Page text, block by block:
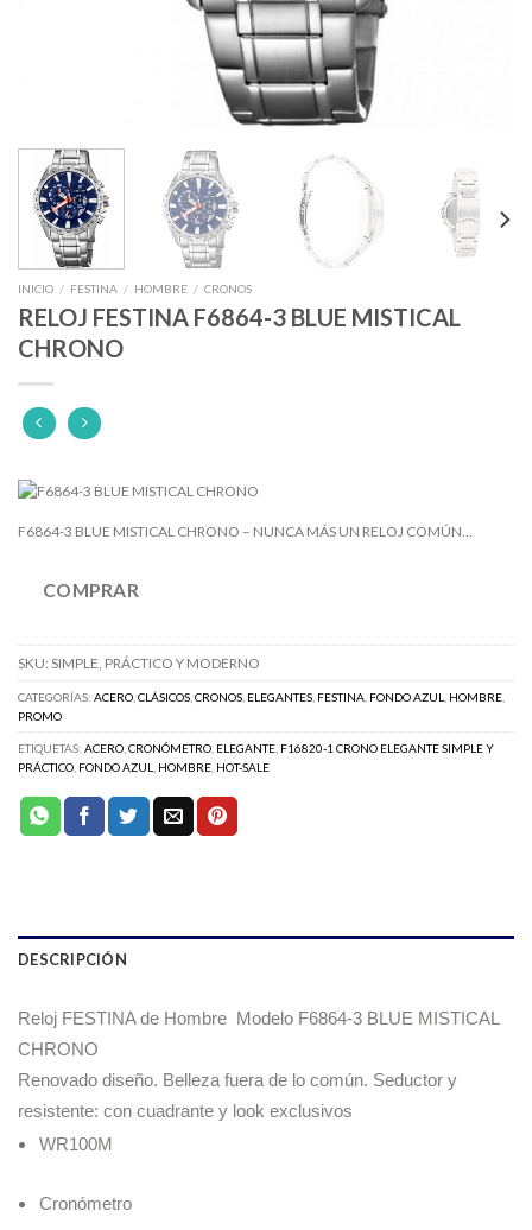
INICIO / FESTINA / HOMBRE / CRONOS
RELOJ FESTINA F6864-3 BLUE MISTICAL
CHRONO
F6864-3 BLUE MISTICAL CHRONO – NUNCA MÁS UN RELOJ COMÚN…
COMPRAR
SKU: SIMPLE, PRÁCTICO Y MODERNO
CATEGORÍAS: ACERO CLÁSICOS CRONOS ELEGANTES FESTINA FONDO AZUL HOMBRE
PROMO
ETIQUETAS: ACERO CRONÓMETRO ELEGANTE F16820-1 CRONO ELEGANTE SIMPLE Y
PRÁCTICO FONDO AZUL HOMBRE HOT-SALE
DESCRIPCIÓN
Reloj FESTINA de Hombre Modelo F6864-3 BLUE MISTICAL
CHRONO
Renovado diseño. Belleza fuera de lo común. Seductor y
resistente: con cuadrante y look exclusivos
WR100M
Cronómetro